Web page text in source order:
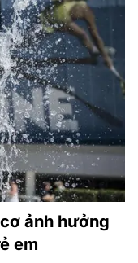
ảnh hưởng
em